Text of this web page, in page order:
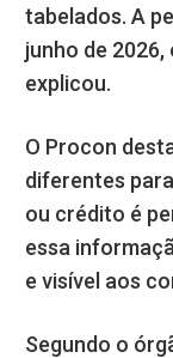
tabelados. A
junho de
explicou.
O Procon
diferentes
ou crédito é
essa
e visível aos
Segundo o